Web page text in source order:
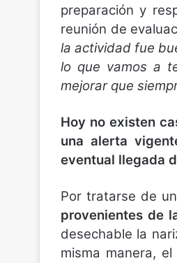
preparación y
reunión de
la actividad fue
lo que vamos a
mejorar que
Hoy no existen
una alerta
eventual llegada
Por tratarse de
provenientes de
desechable la
misma manera,